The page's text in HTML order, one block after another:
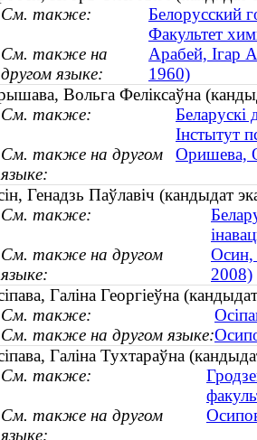
См. также:
Белорусский
Факультет
См. также на
другом языке:
Арабей, Ігар
1960)
Вольга Феліксаўна
См. также:
Беларускі
Інстытут
См. также на другом
языке:
Оришева,
Генадзь Паўлавіч (кандыдат
См. также:
См. также на другом
языке:
Осин,
2008)
Галіна Георгіеўна
См. также:
См. также на другом языке:
Галіна Тухтараўна
См. также:
См. также на другом
языке: